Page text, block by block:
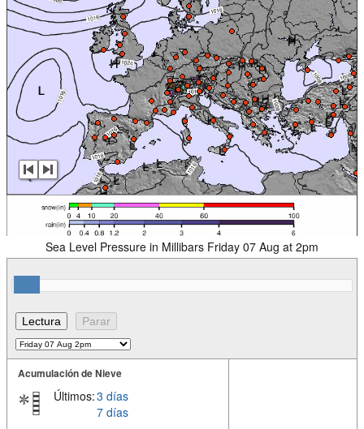
Sea Level Pressure in Millibars Friday 07 Aug at 2pm
Acumulación de Nieve
Últimos:3 días
7 días